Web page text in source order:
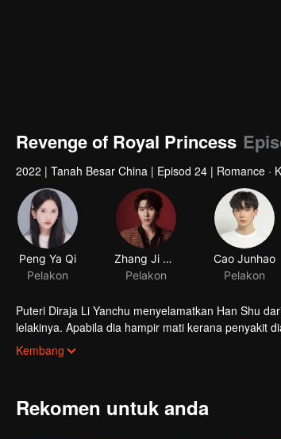
Revenge of Royal Princess
2022 | Tanah Besar China | Episod 24 | Romance ·
Peng Ya Qi
Pelakon
Zhang Ji Jun
Pelakon
Cao Junhao
Pelakon
Puteri Diraja Li Yanchu menyelamatkan Han Shu dari tempat hukuman mati
lelakinya. Apabila dia hampir mati kerana penyakit
kemudian, Li Yanchu dilahirkan semula di badan
terjerat lagi dengan Han Shu yang personalitinya
Kembang
Rekomen untuk anda